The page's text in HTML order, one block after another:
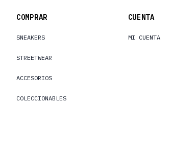
COMPRAR
SNEAKERS
STREETWEAR
ACCESORIOS
COLECCIONABLES
CUENTA
MI CUENTA